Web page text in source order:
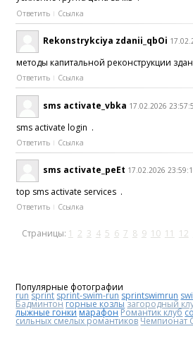
Ответить Ссылка
Rekonstrykciya zdanii_qbOi
методы капитальной реконструкции
Ответить Ссылка
sms activate_vbka 17.02.2026
sms activate login .
Ответить Ссылка
sms activate_peEt 17.02.2026
top sms activate services .
Ответить Ссылка
Страницы: 1 2 3 4 5 6 7 8 9 10 11 12
Популярные фотографии
run sprint sprint-swim-run sprintswimrun
Бадминтонгорные козлы загородный
лыжные гонки марафонРомантик клуб
сильных смелых романтиковЧемпионат